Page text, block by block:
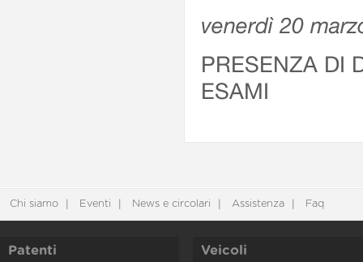
venerdì 20
PRESENZA DI
ESAMI
Chi siamo Eventi News e circolari Assistenza Faq
Patenti Veicoli